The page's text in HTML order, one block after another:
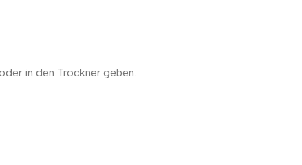
in den Trockner geben.